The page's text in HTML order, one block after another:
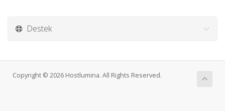
Destek
Copyright © 2026 Hostlumina. All Rights Reserved.